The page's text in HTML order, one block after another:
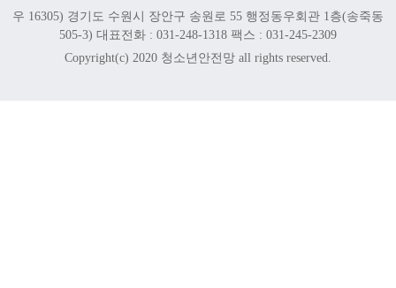
우 16305) 경기도 수원시 장안구 송원로 55 행정동우회관 1층(송죽동
505-3) 대표전화 : 031-248-1318 팩스 : 031-245-2309
Copyright(c) 2020 청소년안전망 all rights reserved.